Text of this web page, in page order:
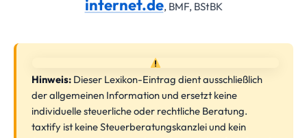
internet.de, BMF, BStBK
Hinweis: Dieser Lexikon-Eintrag dient ausschließlich
der allgemeinen Information und ersetzt keine
individuelle steuerliche oder rechtliche Beratung.
taxtify ist keine Steuerberatungskanzlei und kein